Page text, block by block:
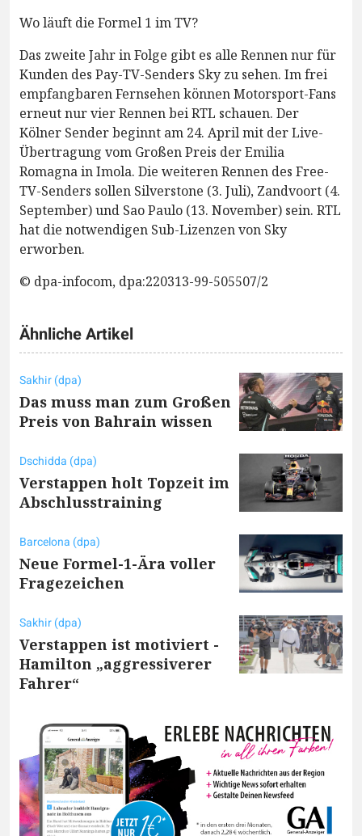
Wo läuft die Formel 1 im TV?
Das zweite Jahr in Folge gibt es alle Rennen nur für
Kunden des Pay-TV-Senders Sky zu sehen. Im frei
empfangbaren Fernsehen können Motorsport-Fans
erneut nur vier Rennen bei RTL schauen. Der
Kölner Sender beginnt am 24. April mit der Live-
Übertragung vom Großen Preis der Emilia
Romagna in Imola. Die weiteren Rennen des Free-
TV-Senders sollen Silverstone (3. Juli), Zandvoort (4.
September) und Sao Paulo (13. November) sein. RTL
hat die notwendigen Sub-Lizenzen von Sky
erworben.
© dpa-infocom, dpa:220313-99-505507/2
Ähnliche Artikel
Sakhir (dpa)
Das muss man zum Großen
Preis von Bahrain wissen
Dschidda (dpa)
Verstappen holt Topzeit im
Abschlusstraining
Barcelona (dpa)
Neue Formel-1-Ära voller
Fragezeichen
Sakhir (dpa)
Verstappen ist motiviert -
Hamilton „aggressiverer
Fahrer“